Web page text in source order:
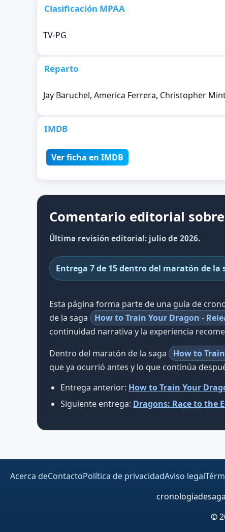
Clasificación MPAA
TV-PG
Reparto
Jay Baruchel, America Ferrera, Christopher
IMDB
Ver ficha en IMDB
Comentario editorial
Última revisión editorial: julio de 2026.
Entrega 7 de 15 dentro del maratón de la
Esta página forma parte de una guía de
de la saga
How to Train Your Dragon -
continuidad narrativa y la experiencia
Dentro del maratón de la saga
How to
que ya ocurrió antes y lo que continúa
Entrega anterior: How to Train Your
Siguiente entrega: Dragons: Race to the
Acerca deContactoPolítica de privacidadAviso legal
©